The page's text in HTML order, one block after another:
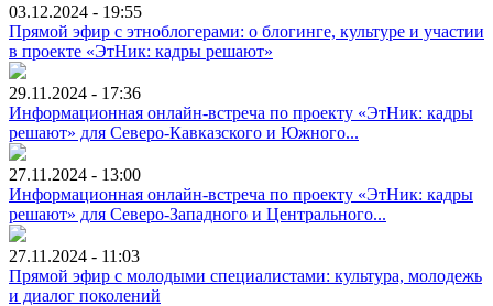
03.12.2024 - 19:55
Прямой эфир с этноблогерами: о блогинге, культуре и участии
в проекте «ЭтНик: кадры решают»
29.11.2024 - 17:36
Информационная онлайн-встреча по проекту «ЭтНик: кадры
решают» для Северо-Кавказского и Южного...
27.11.2024 - 13:00
Информационная онлайн-встреча по проекту «ЭтНик: кадры
решают» для Северо-Западного и Центрального...
27.11.2024 - 11:03
Прямой эфир с молодыми специалистами: культура, молодежь
и диалог поколений